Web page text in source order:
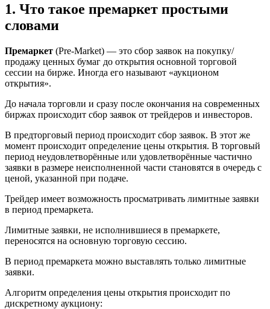
1. Что такое премаркет простыми
словами
Премаркет (Pre-Market) — это сбор заявок на покупку/
продажу ценных бумаг до открытия основной торговой
сессии на бирже. Иногда его называют «аукционом
открытия».
До начала торговли и сразу после окончания на современных
биржах происходит сбор заявок от трейдеров и инвесторов.
В предторговый период происходит сбор заявок. В этот же
момент происходит определение цены открытия. В торговый
период неудовлетворённые или удовлетворённые частично
заявки в размере неисполненной части становятся в очередь с
ценой, указанной при подаче.
Трейдер имеет возможность просматривать лимитные заявки
в период премаркета.
Лимитные заявки, не исполнившиеся в премаркете,
переносятся на основную торговую сессию.
В период премаркета можно выставлять только лимитные
заявки.
Алгоритм определения цены открытия происходит по
дискретному аукциону: